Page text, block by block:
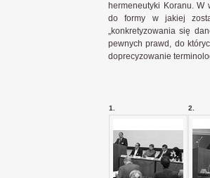
hermeneutyki Koranu.
do formy w jakiej
„konkretyzowania się
pewnych prawd, do
doprecyzowanie
1. 2.